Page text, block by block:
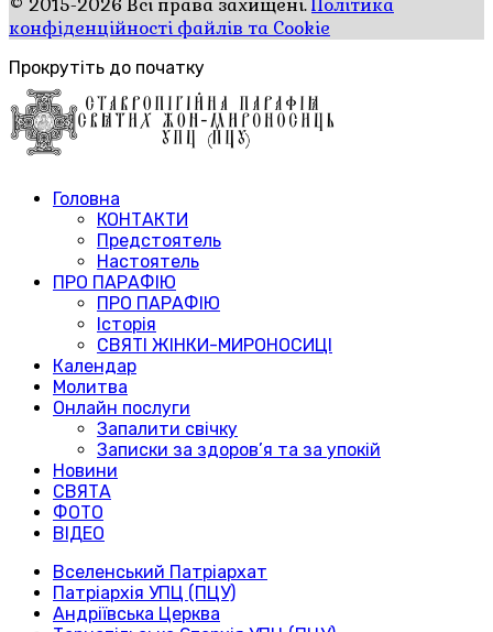
конфіденційності файлів та Cookie
Прокрутіть до початку
Головна
КОНТАКТИ
Предстоятель
Настоятель
ПРО ПАРАФІЮ
ПРО ПАРАФІЮ
Історія
СВЯТІ ЖІНКИ-МИРОНОСИЦІ
Календар
Молитва
Онлайн послуги
Запалити свічку
Записки за здоров’я та за упокій
Новини
СВЯТА
ФОТО
ВІДЕО
Вселенський Патріархат
Патріархія УПЦ (ПЦУ)
Андріївська Церква